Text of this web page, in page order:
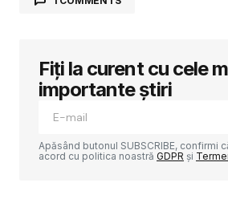
Adresa ta de email nu va fi
Câmpurile obligatorii sunt
Fiți la curent cu cele
importante știri
Apăsând butonul SUBSCRIBE, confirmi
acord cu politica noastră GDPR și